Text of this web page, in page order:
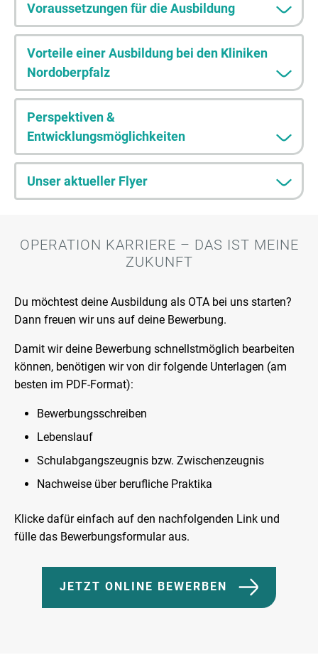
Voraussetzungen für die Ausbildung
Vorteile einer Ausbildung bei den Kliniken
Nordoberpfalz
Perspektiven &
Entwicklungsmöglichkeiten
Unser aktueller Flyer
OPERATION KARRIERE – DAS IST MEINE
ZUKUNFT
Du möchtest deine Ausbildung als OTA bei uns starten?
Dann freuen wir uns auf deine Bewerbung.
Damit wir deine Bewerbung schnellstmöglich bearbeiten
können, benötigen wir von dir folgende Unterlagen (am
besten im PDF-Format):
Bewerbungsschreiben
Lebenslauf
Schulabgangszeugnis bzw. Zwischenzeugnis
Nachweise über berufliche Praktika
Klicke dafür einfach auf den nachfolgenden Link und
fülle das Bewerbungsformular aus.
JETZT ONLINE BEWERBEN